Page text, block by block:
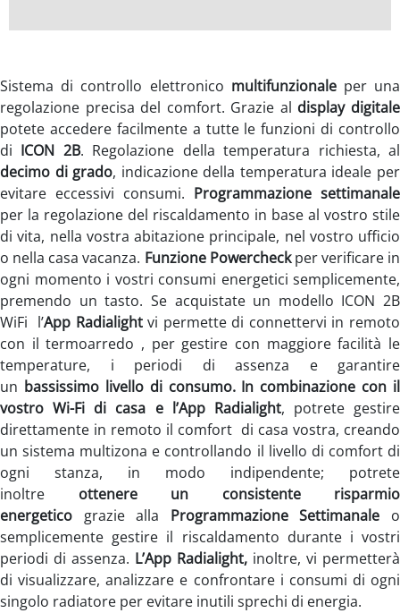
Sistema di controllo elettronico multifunzionaleper una
regolazione precisa del comfort. Grazie al display digitale
potete accedere facilmente a tutte le funzioni di controllo
di ICON 2B. Regolazione della temperatura richiesta, al
decimo di grado, indicazione della temperatura ideale per
evitare eccessivi consumi. Programmazione settimanale
per la regolazione del riscaldamento in base al vostro stile
di vita, nella vostra abitazione principale, nel vostro ufficio
o nella casa vacanza. Funzione Powercheckper verificare in
ogni momento i vostri consumi energetici semplicemente,
premendo un tasto. Se acquistate un modello ICON 2B
WiFi l’App Radialightvi permette di connettervi in remoto
con il termoarredo , per gestire con maggiore facilità le
temperature, i periodi di assenza e garantire
un bassissimo livello di consumo. In combinazione con il
vostro Wi-Fi di casa e l’App Radialight, potrete gestire
direttamente in remoto il comfort di casa vostra, creando
un sistema multizona e controllando il livello di comfort di
ogni stanza, in modo indipendente; potrete
inoltre ottenere un consistente risparmio
energetico grazie alla Programmazione Settimanale o
semplicemente gestire il riscaldamento durante i vostri
periodi di assenza. L’App Radialight, inoltre, vi permetterà
di visualizzare, analizzare e confrontare i consumi di ogni
singolo radiatore per evitare inutili sprechi di energia.